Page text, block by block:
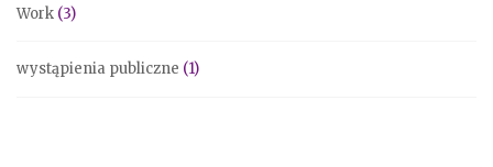
Work (3)
wystąpienia publiczne (1)